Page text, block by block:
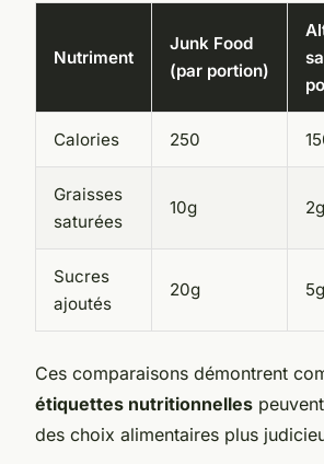
Nutriment
Junk Food
(par portion)
Calories 250
Graisses
saturées
10g 2g
Sucres
ajoutés
20g 5g
Ces comparaisons démontrent
étiquettes nutritionnelles
des choix alimentaires plus